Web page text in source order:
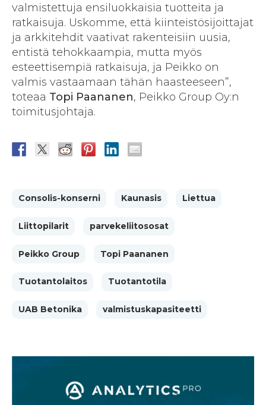
valmistettuja ensiluokkaisia tuotteita ja
ratkaisuja. Uskomme, että kiinteistösijoittajat
ja arkkitehdit vaativat rakenteisiin uusia,
entistä tehokkaampia, mutta myös
esteettisempiä ratkaisuja, ja Peikko on
valmis vastaamaan tähän haasteeseen”,
toteaa Topi Paananen, Peikko Group Oy:n
toimitusjohtaja.
Consolis-konserni Kaunasis Liettua
Liittopilarit parvekeliitososat
Peikko Group Topi Paananen
Tuotantolaitos Tuotantotila
UAB Betonika valmistuskapasiteetti